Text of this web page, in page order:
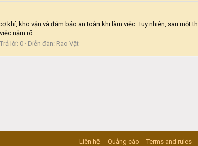
kho vận và đảm bảo an toàn khi làm việc. Tuy nhiên, sau một
nắm rõ...
Trả lời: 0 Diễn đàn: Rao Vặt
Liên hệ Quảng cáo Terms and rules